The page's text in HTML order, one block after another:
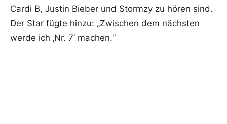
Cardi B, Justin Bieber und Stormzy zu hören sind.
Der Star fügte hinzu: „Zwischen dem nächsten
werde ich ‚Nr. 7‘ machen.“